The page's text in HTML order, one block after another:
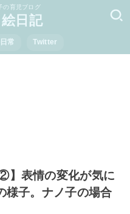
の育児ブログ
日記
常 Twitter
】表情の変化が気に
様子。ナノ子の場合